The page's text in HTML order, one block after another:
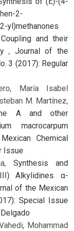
2-
yl)methanones
and their
, Journal of the
3 (2017): Regular
María Isabel
M. Martínez,
A and other
macrocarpum
Chemical
Issue
Synthesis and
Alkylidines. α-
of the Mexican
Special Issue
Mohammad